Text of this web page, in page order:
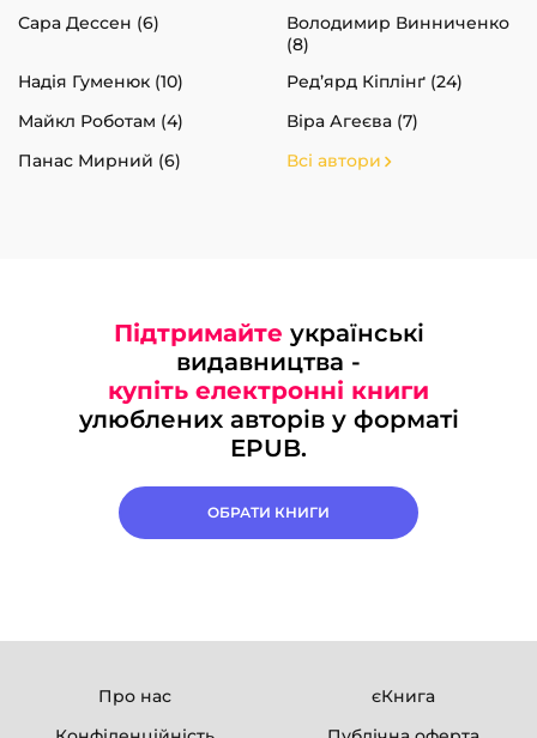
Сара Дессен (6)
Володимир Винниченко
(8)
Надія Гуменюк (10)
Ред’ярд Кіплінґ (24)
Майкл Роботам (4)
Віра Агеєва (7)
Панас Мирний (6)
Всі автори
Підтримайте українські
видавництва -
купіть електронні книги
улюблених авторів у форматі
EPUB.
ОБРАТИ КНИГИ
Про нас
єКнига